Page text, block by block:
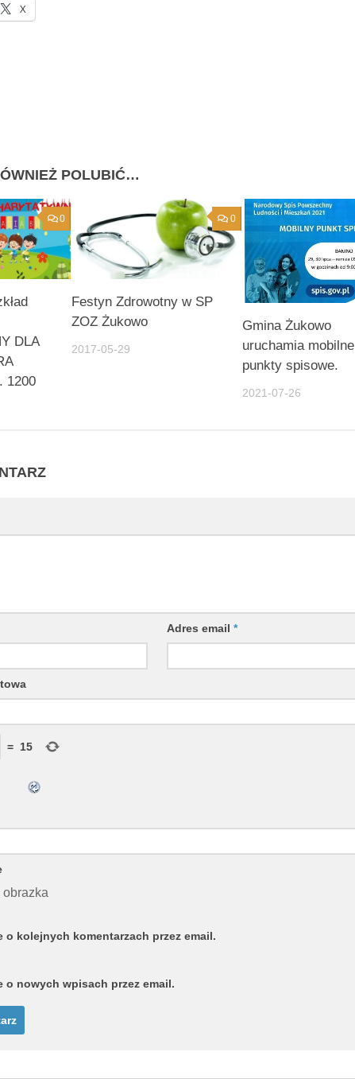
X
POLUBIĆ…
0
DLA
1200
0
Festyn Zdrowotny w SP
ZOZ Żukowo
2017-05-29
Gmina Żukowo
uruchamia mobilne
punkty spisowe.
2021-07-26
Adres email*
= 15
obrazka
o kolejnych komentarzach przez email.
o nowych wpisach przez email.